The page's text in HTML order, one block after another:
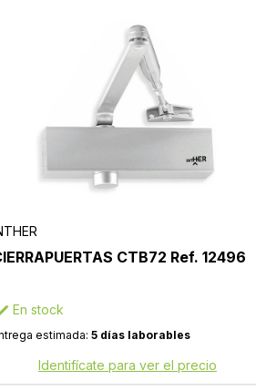
CTB72 Ref. 12496
En stock
estimada: 5 días laborables
Identifícate para ver el precio